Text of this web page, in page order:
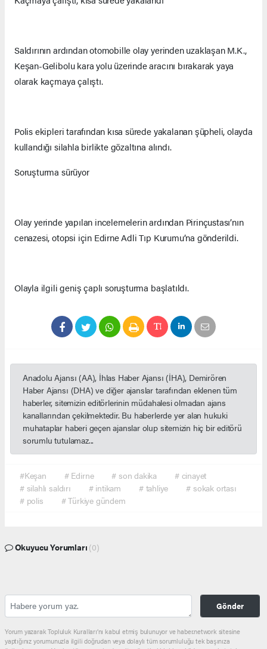
Saldırının ardından otomobille olay yerinden uzaklaşan M.K.,
Keşan-Gelibolu kara yolu üzerinde aracını bırakarak yaya
olarak kaçmaya çalıştı.
Polis ekipleri tarafından kısa sürede yakalanan şüpheli, olayda
kullandığı silahla birlikte gözaltına alındı.
Soruşturma sürüyor
Olay yerinde yapılan incelemelerin ardından Pirinçustası’nın
cenazesi, otopsi için Edirne Adli Tıp Kurumu’na gönderildi.
Olayla ilgili geniş çaplı soruşturma başlatıldı.
Anadolu Ajansı (AA), İhlas Haber Ajansı (İHA), Demirören
Haber Ajansı (DHA) ve diğer ajanslar tarafından eklenen tüm
haberler, sitemizin editörlerinin müdahalesi olmadan ajans
kanallarından çekilmektedir. Bu haberlerde yer alan hukuki
muhataplar haberi geçen ajanslar olup sitemizin hiç bir editörü
sorumlu tutulamaz...
#Keşan # Edirne # son dakika
# cinayet
# silahlı saldırı
# intikam # tahliye
# sokak ortası
# polis
# Türkiye gündem
Okuyucu Yorumları (0)
Gönder
Yorum yazarak Topluluk Kuralları’nı kabul etmiş bulunuyor ve haber.network sitesine
yaptığınız yorumunuzla ilgili doğrudan veya dolaylı tüm sorumluluğu tek başınıza